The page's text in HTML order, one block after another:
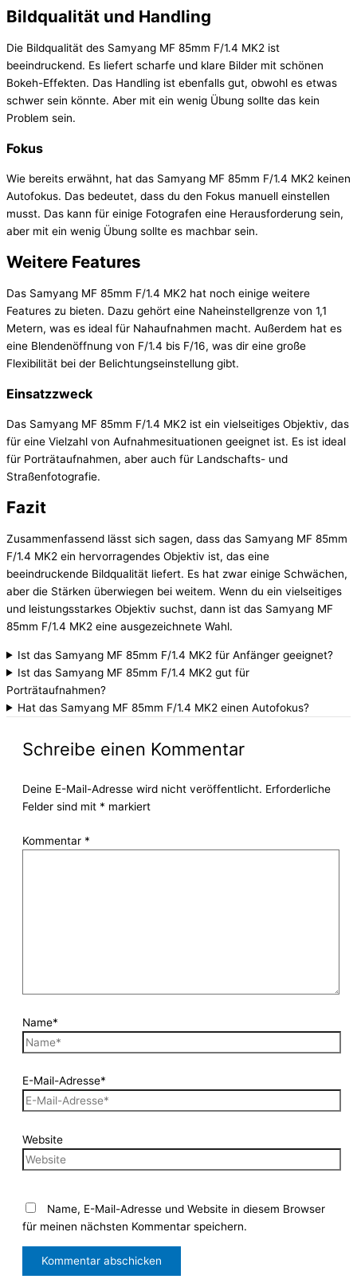
Bildqualität und Handling
Die Bildqualität des Samyang MF 85mm F/1.4 MK2 ist
beeindruckend. Es liefert scharfe und klare Bilder mit schönen
Bokeh-Effekten. Das Handling ist ebenfalls gut, obwohl es etwas
schwer sein könnte. Aber mit ein wenig Übung sollte das kein
Problem sein.
Fokus
Wie bereits erwähnt, hat das Samyang MF 85mm F/1.4 MK2 keinen
Autofokus. Das bedeutet, dass du den Fokus manuell einstellen
musst. Das kann für einige Fotografen eine Herausforderung sein,
aber mit ein wenig Übung sollte es machbar sein.
Weitere Features
Das Samyang MF 85mm F/1.4 MK2 hat noch einige weitere
Features zu bieten. Dazu gehört eine Naheinstellgrenze von 1,1
Metern, was es ideal für Nahaufnahmen macht. Außerdem hat es
eine Blendenöffnung von F/1.4 bis F/16, was dir eine große
Flexibilität bei der Belichtungseinstellung gibt.
Einsatzzweck
Das Samyang MF 85mm F/1.4 MK2 ist ein vielseitiges Objektiv, das
für eine Vielzahl von Aufnahmesituationen geeignet ist. Es ist ideal
für Porträtaufnahmen, aber auch für Landschafts- und
Straßenfotografie.
Fazit
Zusammenfassend lässt sich sagen, dass das Samyang MF 85mm
F/1.4 MK2 ein hervorragendes Objektiv ist, das eine
beeindruckende Bildqualität liefert. Es hat zwar einige Schwächen,
aber die Stärken überwiegen bei weitem. Wenn du ein vielseitiges
und leistungsstarkes Objektiv suchst, dann ist das Samyang MF
85mm F/1.4 MK2 eine ausgezeichnete Wahl.
Ist das Samyang MF 85mm F/1.4 MK2 für Anfänger geeignet?
Ist das Samyang MF 85mm F/1.4 MK2 gut für
Porträtaufnahmen?
Hat das Samyang MF 85mm F/1.4 MK2 einen Autofokus?
Schreibe einen Kommentar
Deine E-Mail-Adresse wird nicht veröffentlicht. Erforderliche
Felder sind mit * markiert
Kommentar *
Name*
E-Mail-Adresse*
Website
Name, E-Mail-Adresse und Website in diesem Browser
für meinen nächsten Kommentar speichern.